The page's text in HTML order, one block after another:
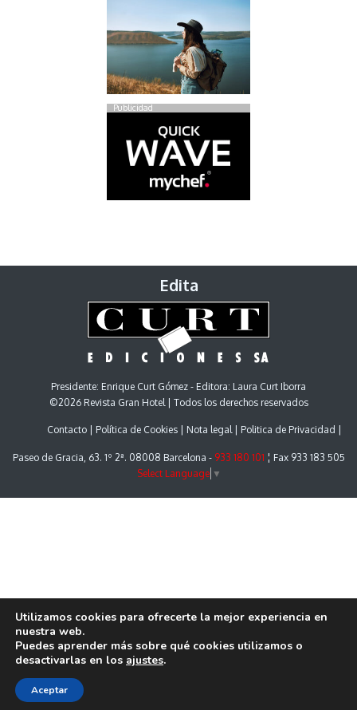
Publicidad
Edita
Presidente: Enrique Curt Gómez - Editora: Laura Curt Iborra
©2026 Revista Gran Hotel | Todos los derechos reservados
Contacto Política de Cookies Nota legal Politica de Privacidad
Paseo de Gracia, 63. 1º 2ª. 08008 Barcelona - 933 180 101 ¦ Fax 933 183 505
Select Language ▼
Utilizamos cookies para ofrecerte la mejor experiencia en
nuestra web.
Puedes aprender más sobre qué cookies utilizamos o
desactivarlas en los ajustes.
Aceptar